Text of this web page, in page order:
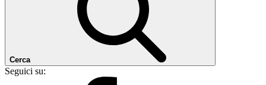
Cerca
Seguici su: